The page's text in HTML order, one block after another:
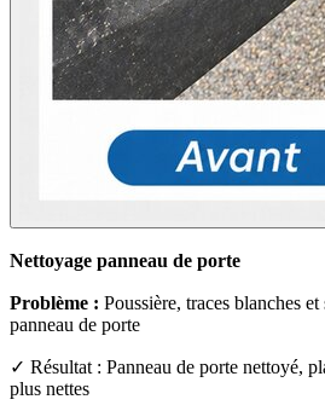
Nettoyage panneau de porte
Problème : Poussière, traces blanches
panneau de porte
✓ Résultat : Panneau de porte nettoyé,
plus nettes